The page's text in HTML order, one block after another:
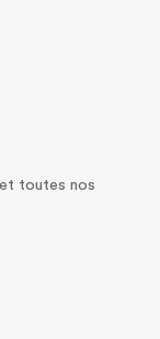
toutes nos